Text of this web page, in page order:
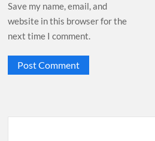
Save my name, email, and
website in this browser for the
next time I comment.